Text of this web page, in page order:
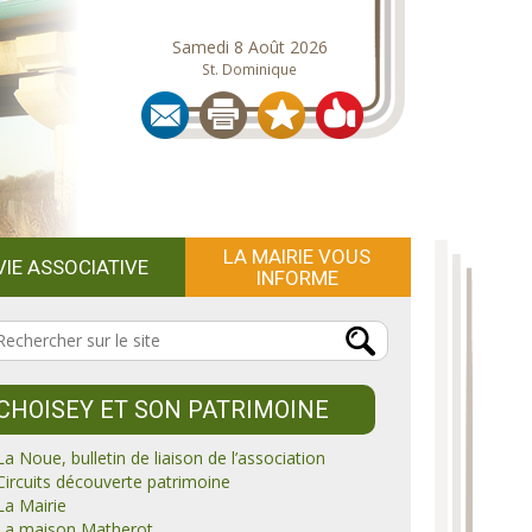
Samedi 8 Août 2026
St. Dominique
ASSOCIATIVE
LA MAIRIE VOUS
INFORME
ET SON PATRIMOINE
Noue, bulletin de liaison de l’association
découverte patrimoine
Mairie